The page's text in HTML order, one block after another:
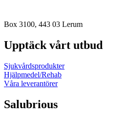
Box 3100, 443 03 Lerum
Upptäck vårt utbud
Sjukvårdsprodukter
Hjälpmedel/Rehab
Våra leverantörer
Salubrious